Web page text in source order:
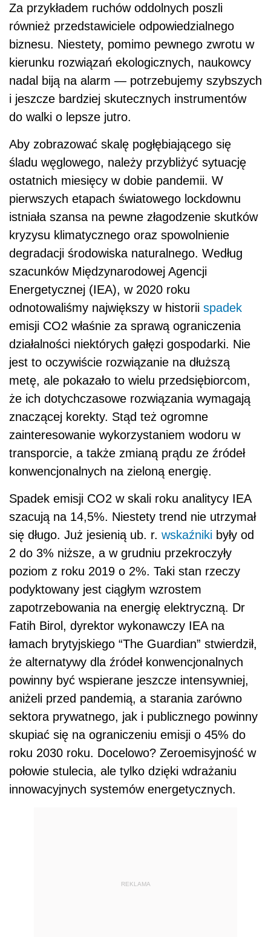
Za przykładem ruchów oddolnych poszli
również przedstawiciele odpowiedzialnego
biznesu. Niestety, pomimo pewnego zwrotu w
kierunku rozwiązań ekologicznych, naukowcy
nadal biją na alarm — potrzebujemy szybszych
i jeszcze bardziej skutecznych instrumentów
do walki o lepsze jutro.
Aby zobrazować skalę pogłębiającego się
śladu węglowego, należy przybliżyć sytuację
ostatnich miesięcy w dobie pandemii. W
pierwszych etapach światowego lockdownu
istniała szansa na pewne złagodzenie skutków
kryzysu klimatycznego oraz spowolnienie
degradacji środowiska naturalnego. Według
szacunków Międzynarodowej Agencji
Energetycznej (IEA), w 2020 roku
odnotowaliśmy największy w historii spadek
emisji CO2 właśnie za sprawą ograniczenia
działalności niektórych gałęzi gospodarki. Nie
jest to oczywiście rozwiązanie na dłuższą
metę, ale pokazało to wielu przedsiębiorcom,
że ich dotychczasowe rozwiązania wymagają
znaczącej korekty. Stąd też ogromne
zainteresowanie wykorzystaniem wodoru w
transporcie, a także zmianą prądu ze źródeł
konwencjonalnych na zieloną energię.
Spadek emisji CO2 w skali roku analitycy IEA
szacują na 14,5%. Niestety trend nie utrzymał
się długo. Już jesienią ub. r. wskaźniki były od
2 do 3% niższe, a w grudniu przekroczyły
poziom z roku 2019 o 2%. Taki stan rzeczy
podyktowany jest ciągłym wzrostem
zapotrzebowania na energię elektryczną. Dr
Fatih Birol, dyrektor wykonawczy IEA na
łamach brytyjskiego “The Guardian” stwierdził,
że alternatywy dla źródeł konwencjonalnych
powinny być wspierane jeszcze intensywniej,
aniżeli przed pandemią, a starania zarówno
sektora prywatnego, jak i publicznego powinny
skupiać się na ograniczeniu emisji o 45% do
roku 2030 roku. Docelowo? Zeroemisyjność w
połowie stulecia, ale tylko dzięki wdrażaniu
innowacyjnych systemów energetycznych.
REKLAMA